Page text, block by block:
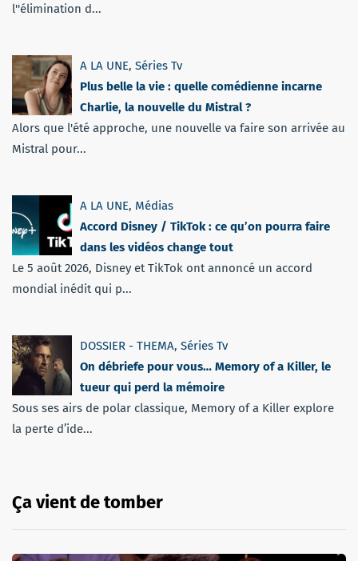
l''élimination d...
A LA UNE, Séries Tv
Plus belle la vie : quelle comédienne incarne
Charlie, la nouvelle du Mistral ?
Alors que l'été approche, une nouvelle va faire son arrivée au
Mistral pour...
A LA UNE, Médias
Accord Disney / TikTok : ce qu’on pourra faire
dans les vidéos change tout
Le 5 août 2026, Disney et TikTok ont annoncé un accord
mondial inédit qui p...
DOSSIER - THEMA, Séries Tv
On débriefe pour vous… Memory of a Killer, le
tueur qui perd la mémoire
Sous ses airs de polar classique, Memory of a Killer explore
la perte d’ide...
Ça vient de tomber